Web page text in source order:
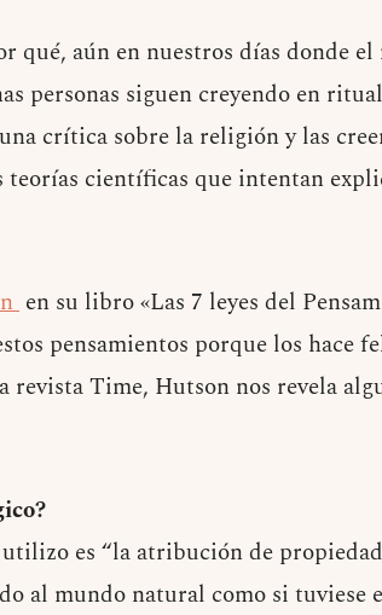
qué, aún en nuestros días donde
personas siguen creyendo en
crítica sobre la religión y las
científicas que intentan
en su libro «Las 7 leyes del
pensamientos porque los hace
revista Time, Hutson nos revela
es “la atribución de
al mundo natural como si tuviese